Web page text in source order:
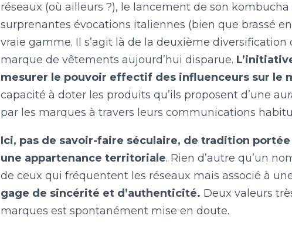
réseaux (où ailleurs ?), le lancement de son
surprenantes évocations italiennes (bien que brassé
vraie gamme. Il s’agit là de la deuxième
marque de vêtements aujourd’hui disparue.
mesurer le pouvoir effectif des influenceurs sur le
capacité à doter les produits qu’ils proposent d’une
par les marques à travers leurs communications
Ici, pas de savoir-faire séculaire, de tradition
une appartenance territoriale. Rien d’autre qu’un
de ceux qui fréquentent les réseaux mais associé à
gage de sincérité et d’authenticité. Deux valeurs
marques est spontanément mise en doute.